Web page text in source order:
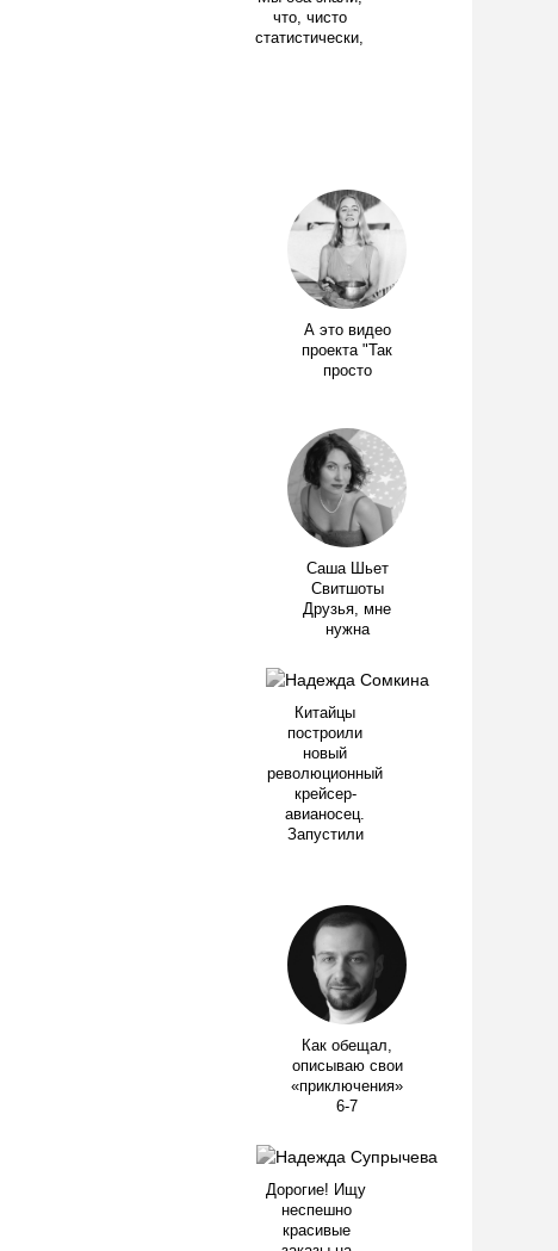
что, чисто
статистически,
А это видео
проекта "Так
просто
Саша Шьет
Свитшоты
Друзья, мне
нужна
Китайцы
построили
новый
революционный
крейсер-
авианосец.
Запустили
Как обещал,
описываю свои
«приключения»
6-7
Дорогие! Ищу
неспешно
красивые